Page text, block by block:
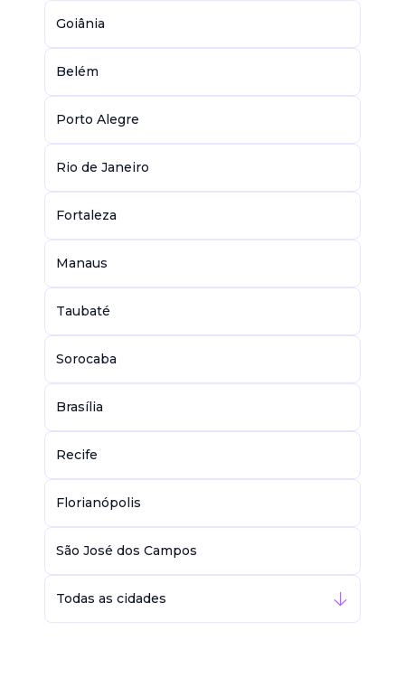
Goiânia
Belém
Porto Alegre
Rio de Janeiro
Fortaleza
Manaus
Taubaté
Sorocaba
Brasília
Recife
Florianópolis
São José dos Campos
Todas as cidades